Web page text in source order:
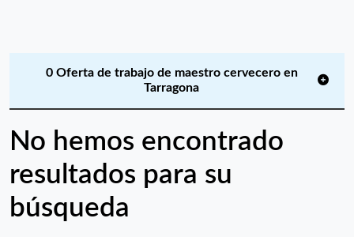
0 Oferta de trabajo de maestro cervecero en
Tarragona
No hemos encontrado
resultados para su
búsqueda